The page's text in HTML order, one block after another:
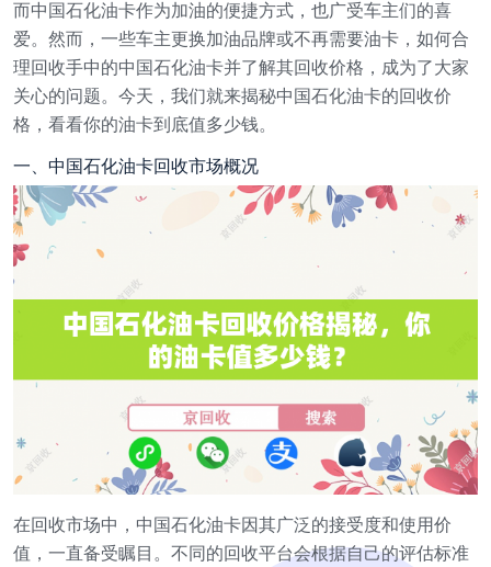
而中国石化油卡作为加油的便捷方式，也广受车主们的喜
爱。然而，一些车主更换加油品牌或不再需要油卡，如何合
理回收手中的中国石化油卡并了解其回收价格，成为了大家
关心的问题。今天，我们就来揭秘中国石化油卡的回收价
格，看看你的油卡到底值多少钱。
一、中国石化油卡回收市场概况
在回收市场中，中国石化油卡因其广泛的接受度和使用价
值，一直备受瞩目。不同的回收平台会根据自己的评估标准